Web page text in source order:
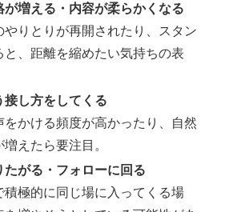
が増える・内容が柔らかくなる
りとりが再開されたり、スタン
と、距離を縮めたい気持ちの表
接し方をしてくる
かける頻度が高かったり、自然
えたら要注目。
たがる・フォローに回る
極的に同じ場に入ってくる場